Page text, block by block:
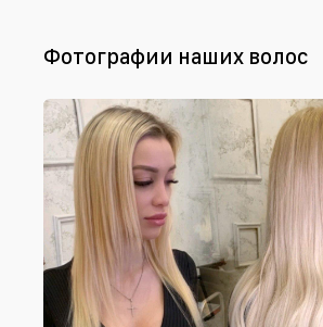
Фотографии наших волос